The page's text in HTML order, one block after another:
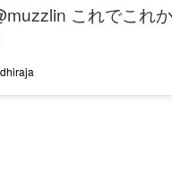
これでこれ